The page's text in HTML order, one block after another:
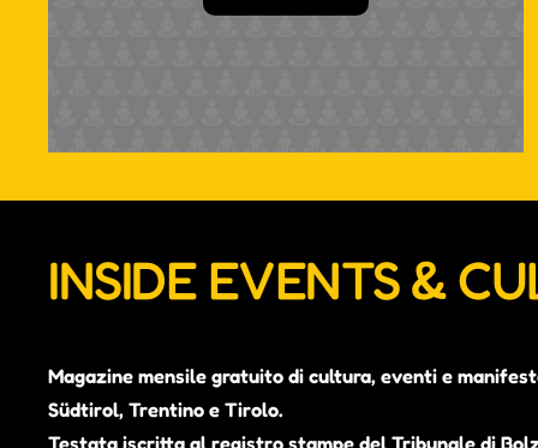
INSIDE EVENTS &
Magazine mensile gratuito di cultura, eventi e
Südtirol, Trentino e Tirolo.
Testata iscritta al registro stampe del Tribunale di